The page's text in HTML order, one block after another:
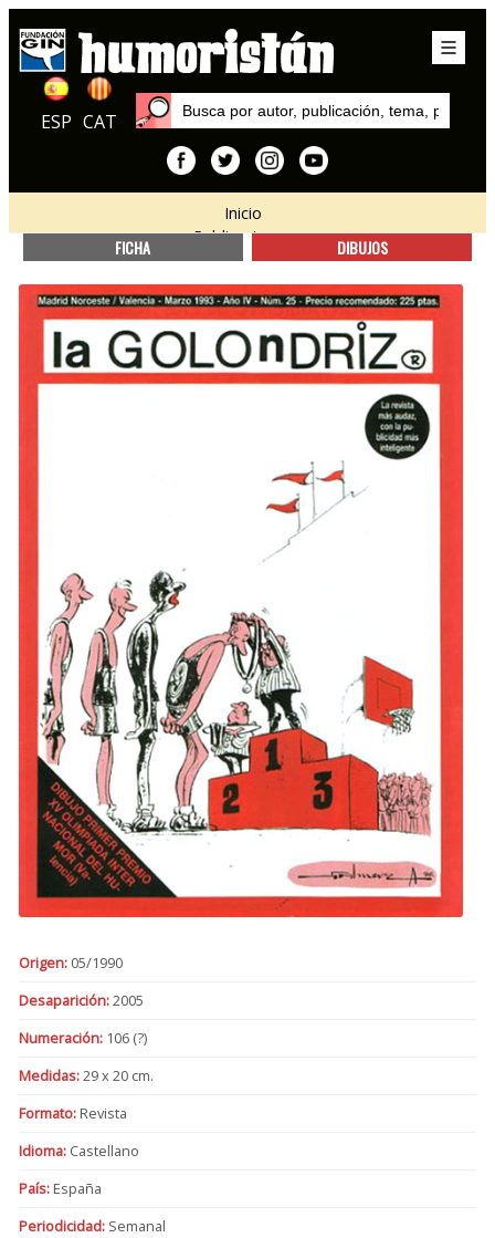
ESP CAT
Inicio
Publicaciones
FICHA DIBUJOS
Origen:05/1990
Desaparición:2005
Numeración:106 (?)
Medidas:29 x 20 cm.
Formato:Revista
Idioma:Castellano
País:España
Periodicidad:Semanal